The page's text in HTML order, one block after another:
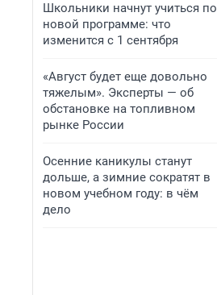
Школьники начнут учиться по
новой программе: что
изменится с 1 сентября
«Август будет еще довольно
тяжелым». Эксперты — об
обстановке на топливном
рынке России
Осенние каникулы станут
дольше, а зимние сократят в
новом учебном году: в чём
дело